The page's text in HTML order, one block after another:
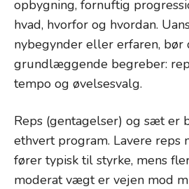
opbygning, fornuftig
hvad, hvorfor og hvordan.
nybegynder eller erfaren, bør
grundlæggende begreber:
tempo og øvelsesvalg.
Reps (gentagelser) og sæt er
ethvert program. Lavere
fører typisk til styrke, mens
moderat vægt er vejen mod